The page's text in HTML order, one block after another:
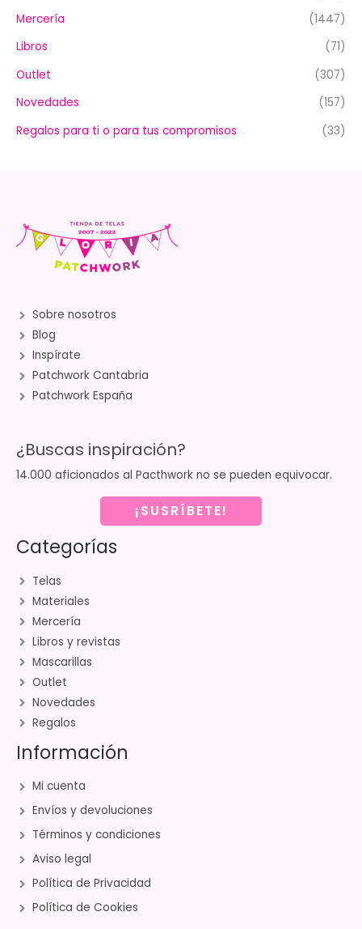
Mercería
(1447)
Libros
(71)
Outlet
(307)
Novedades
(157)
Regalos para ti o para tus compromisos
(33)
Sobre nosotros
Blog
Inspírate
Patchwork Cantabria
Patchwork España
¿Buscas inspiración?
14.000 aficionados al Pacthwork no se pueden equivocar.
¡SUSRÍBETE!
Categorías
Telas
Materiales
Mercería
Libros y revistas
Mascarillas
Outlet
Novedades
Regalos
Información
Mi cuenta
Envíos y devoluciones
Términos y condiciones
Aviso legal
Política de Privacidad
Política de Cookies